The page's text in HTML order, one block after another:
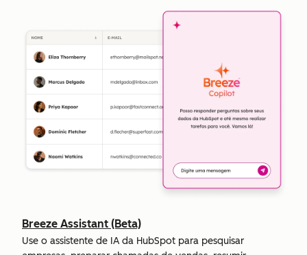
Breeze Assistant (Beta)
Use o assistente de IA da HubSpot para pesquisar